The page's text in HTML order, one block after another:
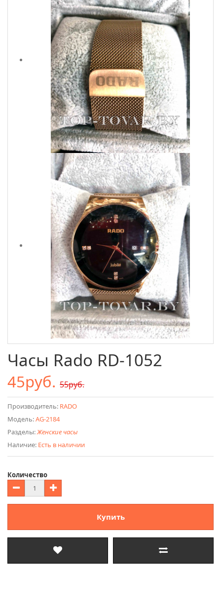
Часы Rado RD-1052
45руб. 55руб.
Производитель: RADO
Модель:AG-2184
Разделы:Женские часы
Наличие: Есть в наличии
Количество
Купить